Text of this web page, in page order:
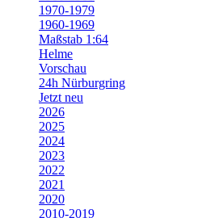
1970-1979
1960-1969
Maßstab 1:64
Helme
Vorschau
24h Nürburgring
Jetzt neu
2026
2025
2024
2023
2022
2021
2020
2010-2019